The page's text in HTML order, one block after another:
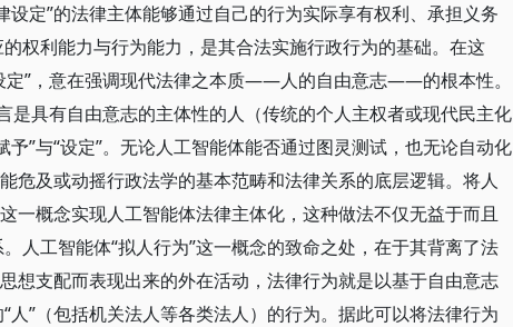
定”的法律主体能够通过自己的行为实际享有权利、承担义务
权利能力与行为能力，是其合法实施行政行为的基础。在这
定”，意在强调现代法律之本质——人的自由意志——的根本性。
是具有自由意志的主体性的人（传统的个人主权者或现代民主化
”与“设定”。无论人工智能体能否通过图灵测试，也无论自动化
危及或动摇行政法学的基本范畴和法律关系的底层逻辑。将人
一概念实现人工智能体法律主体化，这种做法不仅无益于而且
人工智能体“拟人行为”这一概念的致命之处，在于其背离了法
想支配而表现出来的外在活动，法律行为就是以基于自由意志
人”（包括机关法人等各类法人）的行为。据此可以将法律行为